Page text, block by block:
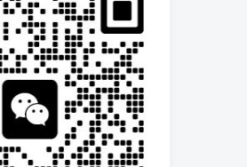
8
运营几年的熊猫平台任务
点赞关注播放收藏任务自动
化项目 单号5-10+收益 可批
量
10天前 751
9 苏宁自动化采集，电脑挂
机项目复活，稳定50+ 可批
量
14天前 904